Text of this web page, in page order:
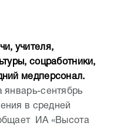
учителя,
соцработники,
медперсонал.
январь-сентябрь
в средней
ИА «Высота